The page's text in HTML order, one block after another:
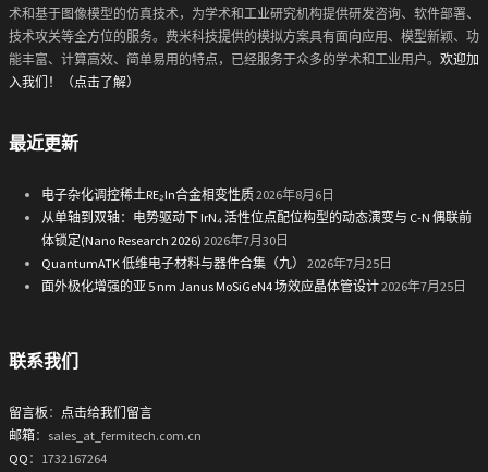
术和基于图像模型的仿真技术，为学术和工业研究机构提供研发咨询、软件部署、
技术攻关等全方位的服务。费米科技提供的模拟方案具有面向应用、模型新颖、功
能丰富、计算高效、简单易用的特点，已经服务于众多的学术和工业用户。 欢迎加
入我们！（点击了解）
最近更新
电子杂化调控稀土RE₂In合金相变性质2026年8月6日
从单轴到双轴：电势驱动下 IrN₄ 活性位点配位构型的动态演变与 C-N 偶联前
体锁定(Nano Research 2026) 2026年7月30日
QuantumATK 低维电子材料与器件合集（九）
2026年7月25日
面外极化增强的亚 5 nm Janus MoSiGeN4 场效应晶体管设计2026年7月25日
联系我们
留言板 ： 点击给我们留言
邮箱：sales_at_fermitech.com.cn
QQ ：1732167264